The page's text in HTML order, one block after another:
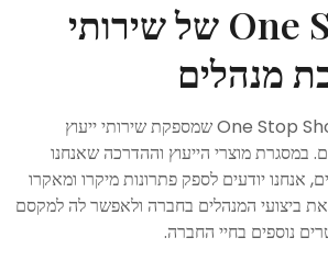
One Stop Shop של שירותי
מנהלים
Move היא למעשה One Stop Shop שמספקת שירותי ייעוץ
במסגרת מוצרי הייעוץ וההדרכה שאנחנו
אנחנו יודעים לספק פתרונות מיקרו ומאקרו
את ביצועי המנהלים בחברה ולאפשר לה למקסם
נוספים בחיי החברה.